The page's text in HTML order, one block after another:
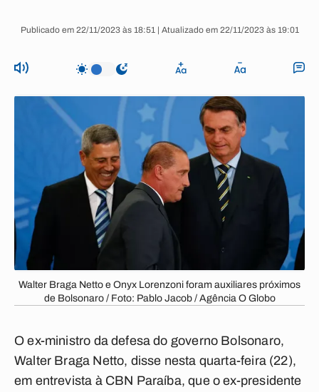
Publicado em 22/11/2023 às 18:51 | Atualizado em 22/11/2023 às 19:01
Walter Braga Netto e Onyx Lorenzoni foram auxiliares próximos
de Bolsonaro / Foto: Pablo Jacob / Agência O Globo
O ex-ministro da defesa do governo Bolsonaro,
Walter Braga Netto, disse nesta quarta-feira (22),
em entrevista à CBN Paraíba, que o ex-presidente